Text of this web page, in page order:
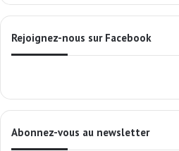
Rejoignez-nous sur Facebook
Abonnez-vous au newsletter